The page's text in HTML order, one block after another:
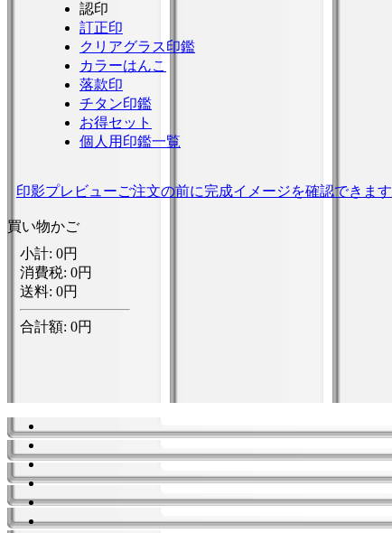
認印
訂正印
クリアグラス印鑑
カラーはんこ
落款印
チタン印鑑
お得セット
個人用印鑑一覧
印影プレビューご注文の前に完成イメージを確認できます
買い物かご